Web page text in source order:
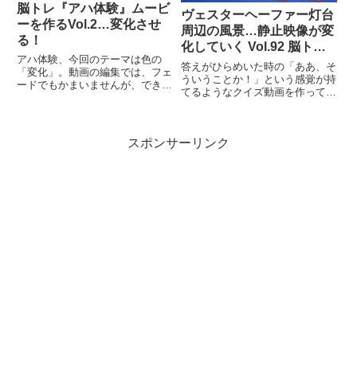
脳トレ『アハ体験』ムービ
ーを作るVol.2…変化させ
る！
アハ体験、今回のテーマは色の
「変化」。動画の編集では、フェ
ードでもかまいませんが、できれ
と変えた画像の用意と「変える
色」「変えたあとの色」の選択。
ヴェスターヘーファー灯台
周辺の風景…静止映像が変
化していく Vol.92 脳ト
レ！
答えがひらめいた時の「ああ、そ
ういうことか！」という感覚が持
てるようなクイズ動画を作ってみ
スポンサーリンク